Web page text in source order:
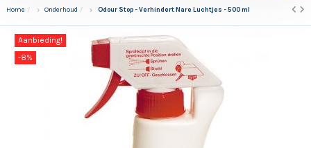
Home Onderhoud Odour Stop - Verhindert Nare Luchtjes - 500 ml
Aanbieding!
-8%